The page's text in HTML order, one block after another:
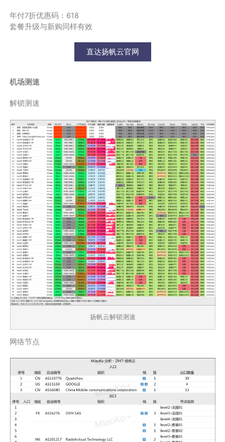
年付7折优惠码：618
套餐升级与新购同样有效
直达扬帆云官网
机场测速
解锁测速
扬帆云解锁测速
网络节点